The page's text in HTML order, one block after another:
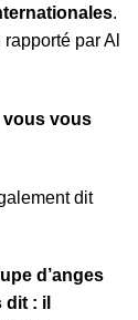
.
par Al
vous vous
dit
d’anges
dit : il